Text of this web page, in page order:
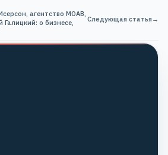
агентство MOAB,
Галицкий: о бизнесе,
Следующая статья→